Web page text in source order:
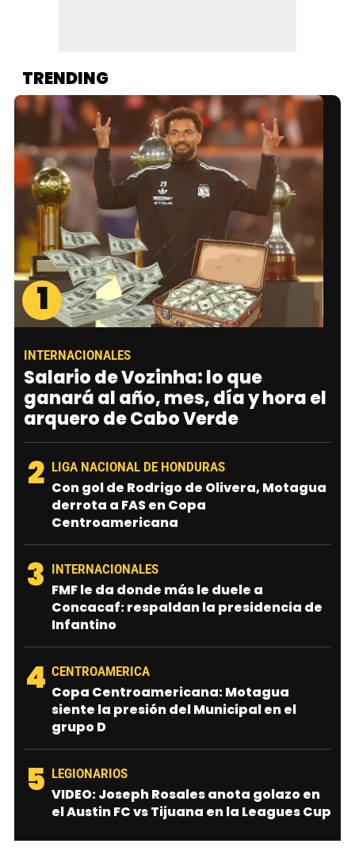
TRENDING
1
INTERNACIONALES
Salario de Vozinha: lo que
ganará al año, mes, día y hora el
arquero de Cabo Verde
2 LIGA NACIONAL DE HONDURAS
Con gol de Rodrigo de Olivera, Motagua
derrota a FAS en Copa
Centroamericana
3 INTERNACIONALES
FMF le da donde más le duele a
Concacaf: respaldan la presidencia de
Infantino
4 CENTROAMERICA
Copa Centroamericana: Motagua
siente la presión del Municipal en el
grupo D
5 LEGIONARIOS
VIDEO: Joseph Rosales anota golazo en
el Austin FC vs Tijuana en la Leagues Cup